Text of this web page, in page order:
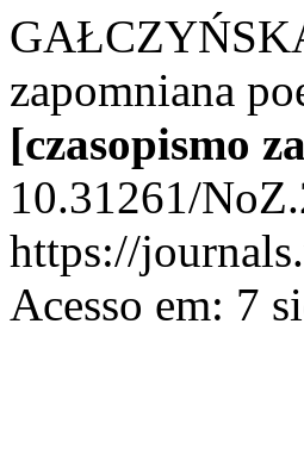
zapomniana
[czasopismo
10.31261/
https://
Acesso em: 7